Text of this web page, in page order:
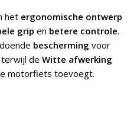
het ergonomische ontwerp
grip en betere controle.
bescherming voor
terwijl de Witte afwerking
motorfiets toevoegt.